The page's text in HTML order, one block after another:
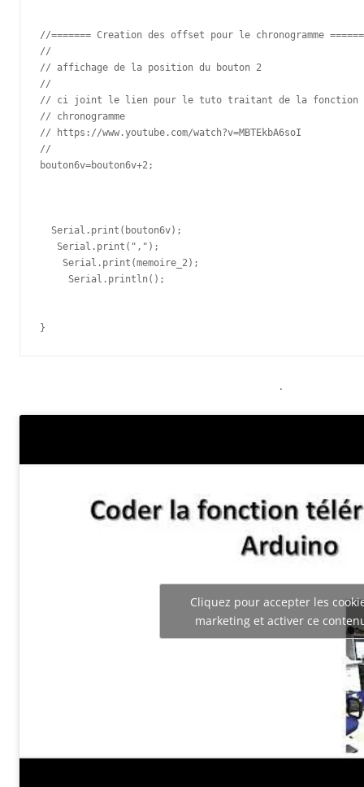
//======= Creation des offset pour le chronogramme
//
// affichage de la position du bouton 2
//
// ci joint le lien pour le tuto traitant de la fonction
// chronogramme
// https://www.youtube.com/watch?v=MBTEkbA6soI
//
bouton6v=bouton6v+2;
  Serial.print(bouton6v);
   Serial.print(",");
    Serial.print(memoire_2);
     Serial.println();
}
.
Cliquez pour accepter les
marketing et activer ce